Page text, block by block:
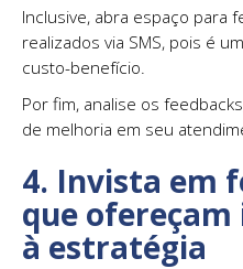
Inclusive, abra espaço para
realizados via SMS, pois é
custo-benefício.
Por fim, analise os
de melhoria em seu
4. Invista em
que
à estratégia